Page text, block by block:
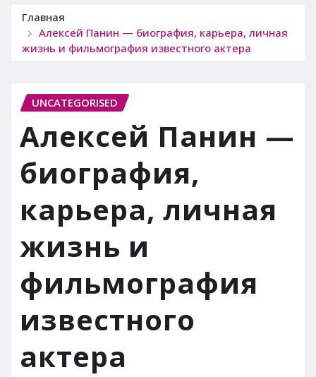
Главная
Алексей Панин — биография, карьера, личная
жизнь и фильмография известного актера
UNCATEGORISED
Алексей Панин —
биография,
карьера, личная
жизнь и
фильмография
известного
актера